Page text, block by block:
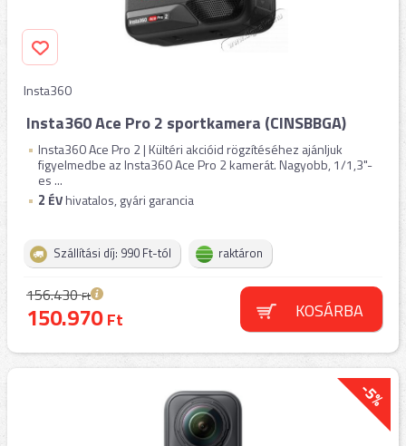
Insta360
Insta360 Ace Pro 2 sportkamera (CINSBBGA)
Insta360 Ace Pro 2 | Kültéri akcióid rögzítéséhez ajánljuk
figyelmedbe az Insta360 Ace Pro 2 kamerát. Nagyobb, 1/1,3"-
es ...
2 ÉVhivatalos, gyári garancia
Szállítási díj: 990 Ft-tól raktáron
156.430Ft
150.970Ft KOSÁRBA
-5%